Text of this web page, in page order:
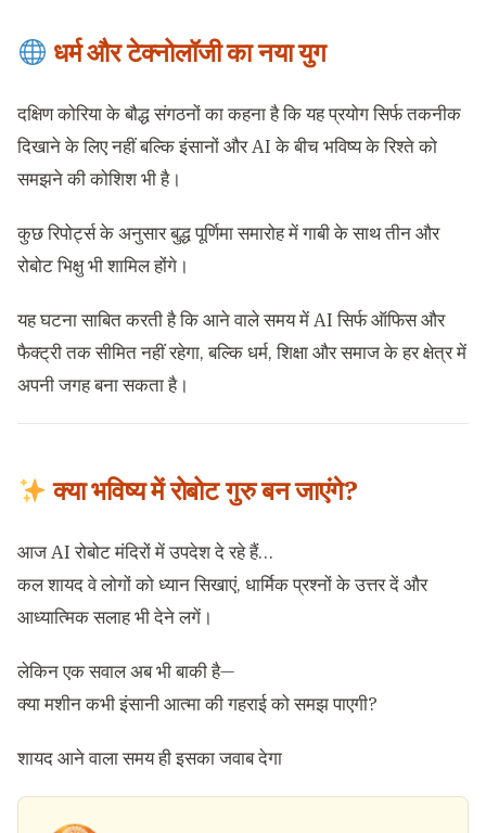
धर्म और टेक्नोलॉजी का नया युग
दक्षिण कोरिया के बौद्ध संगठनों का कहना है कि यह प्रयोग सिर्फ तकनीक
दिखाने के लिए नहीं बल्कि इंसानों और AI के बीच भविष्य के रिश्ते को
समझने की कोशिश भी है।
कुछ रिपोर्ट्स के अनुसार बुद्ध पूर्णिमा समारोह में गाबी के साथ तीन और
रोबोट भिक्षु भी शामिल होंगे।
यह घटना साबित करती है कि आने वाले समय में AI सिर्फ ऑफिस और
फैक्ट्री तक सीमित नहीं रहेगा, बल्कि धर्म, शिक्षा और समाज के हर क्षेत्र में
अपनी जगह बना सकता है।
क्या भविष्य में रोबोट गुरु बन जाएंगे?
आज AI रोबोट मंदिरों में उपदेश दे रहे हैं…
कल शायद वे लोगों को ध्यान सिखाएं, धार्मिक प्रश्नों के उत्तर दें और
आध्यात्मिक सलाह भी देने लगें।
लेकिन एक सवाल अब भी बाकी है—
क्या मशीन कभी इंसानी आत्मा की गहराई को समझ पाएगी?
शायद आने वाला समय ही इसका जवाब देगा